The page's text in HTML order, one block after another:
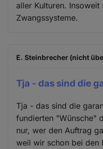
aller Kulturen. Insoweit
Zwangssysteme.
E. Steinbrecher (nicht
Tja - das sind die
Tja - das sind die
fundierten "Wünsche"
nur, wer den Auftrag
weil wir schon bei den